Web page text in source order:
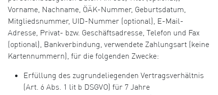
Vorname, Nachname, ÖÄK-Nummer, Geburtsdatum,
Mitgliedsnummer, UID-Nummer (optional), E-Mail-
Adresse, Privat- bzw. Geschäftsadresse, Telefon und Fax
(optional), Bankverbindung, verwendete Zahlungsart (keine
Kartennummern), für die folgenden Zwecke:
Erfüllung des zugrundeliegenden Vertragsverhältnis
(Art. 6 Abs. 1 lit b DSGVO) für 7 Jahre